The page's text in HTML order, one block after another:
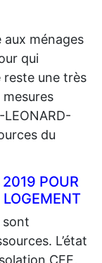
aux ménages
qui
reste une très
mesures
du
POUR
sont
L’état
CEE,